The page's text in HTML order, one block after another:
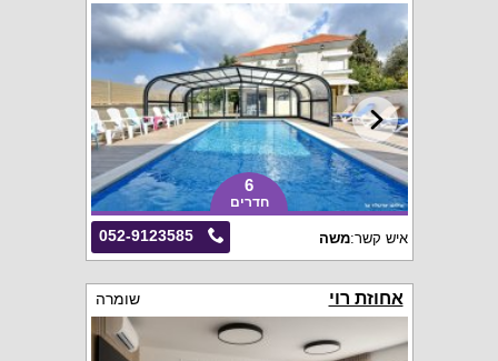
6
חדרים
052-9123585 איש קשר:משה
אחוזת רוי שומרה